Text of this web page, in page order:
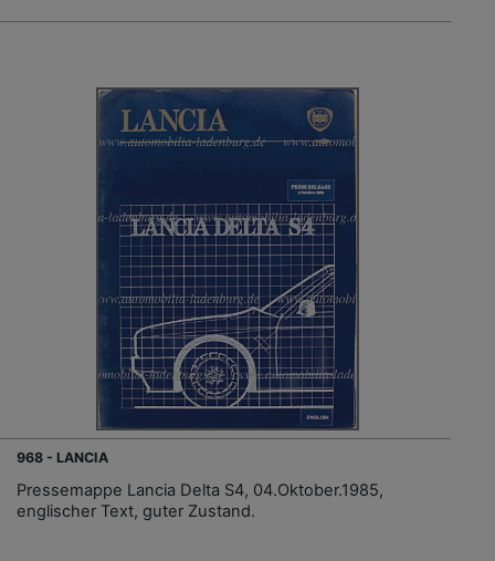
968 - LANCIA
Pressemappe Lancia Delta S4, 04.Oktober.1985,
englischer Text, guter Zustand.